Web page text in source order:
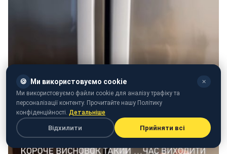
🍪 Ми використовуємо cookie ✕
Ми використовуємо файли cookie для аналізу трафіку та
персоналізації контенту. Прочитайте нашу Політику
конфіденційності. Детальніше
Відхилити Прийняти всі